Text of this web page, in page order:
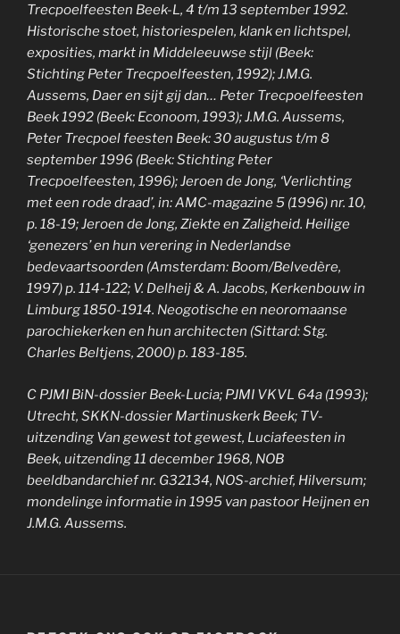
Trecpoelfeesten Beek-L, 4 t/m 13 september 1992.
Historische stoet, historiespelen, klank en lichtspel,
exposities, markt in Middeleeuwse stijl (Beek:
Stichting Peter Trecpoelfeesten, 1992); J.M.G.
Aussems, Daer en sijt gij dan… Peter Trecpoelfeesten
Beek 1992 (Beek: Econoom, 1993); J.M.G. Aussems,
Peter Trecpoel feesten Beek: 30 augustus t/m 8
september 1996 (Beek: Stichting Peter
Trecpoelfeesten, 1996); Jeroen de Jong, ‘Verlichting
met een rode draad’, in: AMC-magazine 5 (1996) nr. 10,
p. 18-19; Jeroen de Jong, Ziekte en Zaligheid. Heilige
‘genezers’ en hun verering in Nederlandse
bedevaartsoorden (Amsterdam: Boom/Belvedère,
1997) p. 114-122; V. Delheij & A. Jacobs, Kerkenbouw in
Limburg 1850-1914. Neogotische en neoromaanse
parochiekerken en hun architecten (Sittard: Stg.
Charles Beltjens, 2000) p. 183-185.
C PJMI BiN-dossier Beek-Lucia; PJMI VKVL 64a (1993);
Utrecht, SKKN-dossier Martinuskerk Beek; TV-
uitzending Van gewest tot gewest, Luciafeesten in
Beek, uitzending 11 december 1968, NOB
beeldbandarchief nr. G32134, NOS-archief, Hilversum;
mondelinge informatie in 1995 van pastoor Heijnen en
J.M.G. Aussems.